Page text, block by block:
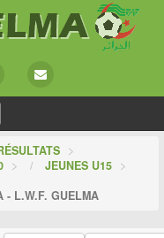
>
> JEUNES U15 >
- L.W.F. GUELMA